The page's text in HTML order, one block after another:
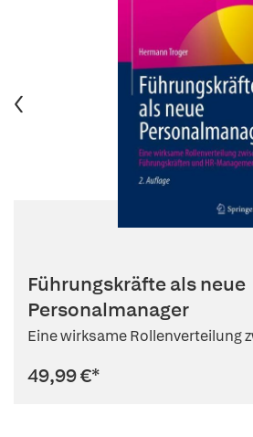
Führungskräfte als neue
Personalmanager
Eine wirksame Rollenverteilung
49,99 €*